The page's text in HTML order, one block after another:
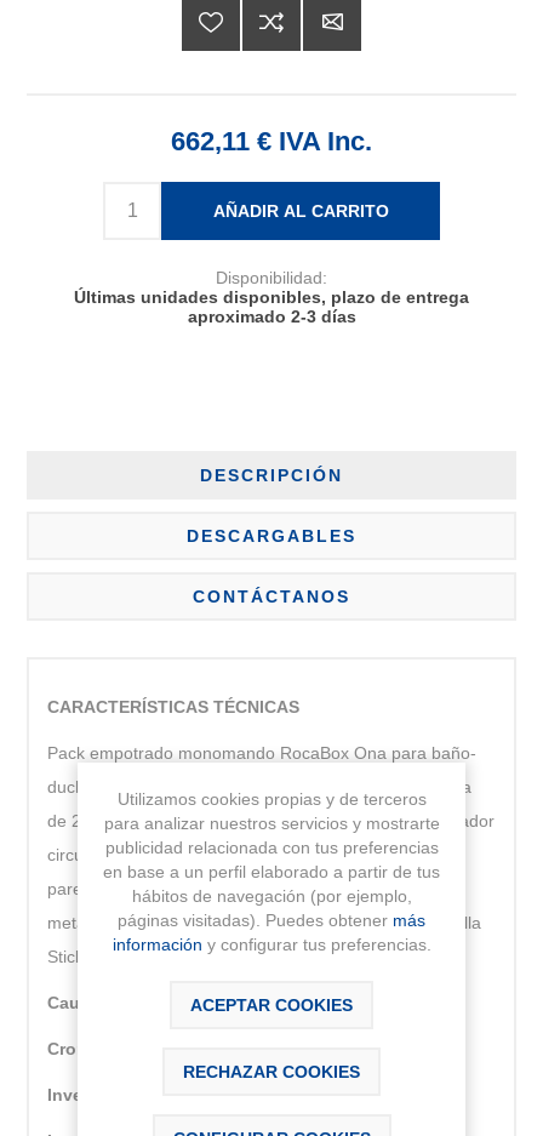
662,11 € IVA Inc.
AÑADIR AL CARRITO
Disponibilidad:
Últimas unidades disponibles, plazo de entrega
aproximado 2-3 días
DESCRIPCIÓN
DESCARGABLES
CONTÁCTANOS
CARACTERÍSTICAS TÉCNICAS
Pack empotrado monomando RocaBox Ona para baño-
ducha: incluye mezclador empotrable para baño-ducha
de 2 vías con inversor automático Ona, Rocabox, rociador
circular ABS RainSense Ø250 mm, brazo de ducha de
pared L400 mm, soporte de toma Aqua Round, flexo
metálico de 1,75 m PVC Neoflex y ducha de mano Stella
Stick Round.
Caudal (l/min a 3 bares):20
Cromo biniquel
Inversor:
Utilizamos cookies propias y de terceros
para analizar nuestros servicios y mostrarte
publicidad relacionada con tus preferencias
en base a un perfil elaborado a partir de tus
hábitos de navegación (por ejemplo,
páginas visitadas). Puedes obtener más
información y configurar tus preferencias.
ACEPTAR COOKIES
RECHAZAR COOKIES